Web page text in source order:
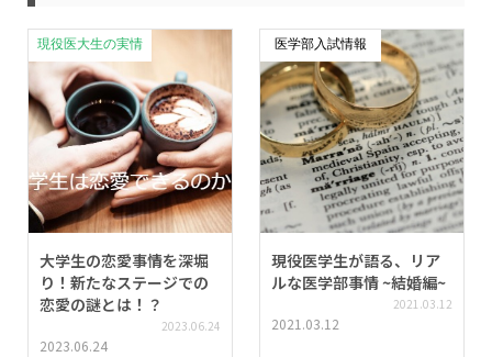
現役医大生の実情
大学生の恋愛事情を深堀
り！新たなステージでの
恋愛の謎とは！？
2023.06.24
2023.06.24
医学部入試情報
現役医学生が語る、リア
ルな医学部事情 ~結婚編~
2021.03.12
2021.03.12